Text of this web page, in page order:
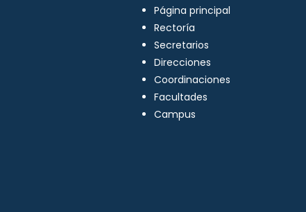
Página principal
Rectoría
Secretarios
Direcciones
Coordinaciones
Facultades
Campus